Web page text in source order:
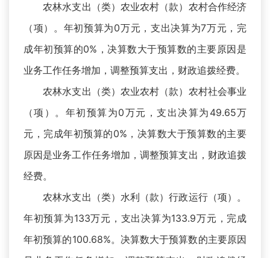
农林水支出（类）农业农村（款）农村合作经济
（项）。年初预算为0万元，支出决算为7万元，完
成年初预算的0%，决算数大于预算数的主要原因是
业务工作任务增加，调整预算支出，财政追拨经费。
农林水支出（类）农业农村（款）农村社会事业
（项）。年初预算为0万元，支出决算为49.65万
元，完成年初预算的0%，决算数大于预算数的主要
原因是业务工作任务增加，调整预算支出，财政追拨
经费。
农林水支出（类）水利（款）行政运行（项）。
年初预算为133万元，支出决算为133.9万元，完成
年初预算的100.68%。决算数大于预算数的主要原因